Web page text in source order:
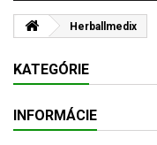
Herballmedix
KATEGÓRIE
INFORMÁCIE